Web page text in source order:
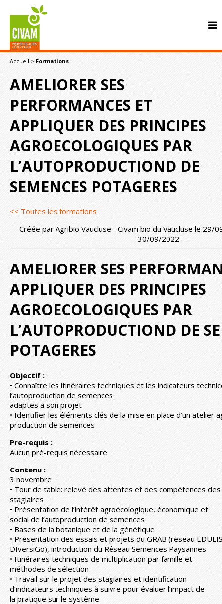
CONTACT
Accueil > Formations
AMELIORER SES
PERFORMANCES ET
APPLIQUER DES PRINCIPES
AGROECOLOGIQUES PAR
L’AUTOPRODUCTIOND DE
SEMENCES POTAGERES
<< Toutes les formations
Créée par Agribio Vaucluse - Civam bio du Vaucluse le 29/
30/09/2022
AMELIORER SES
APPLIQUER DES PRINCIPES
AGROECOLOGIQUES PAR
L’AUTOPRODUCTIOND DE
POTAGERES
Objectif :
• Connaître les itinéraires techniques et les indicateurs
l’autoproduction de semences
adaptés à son projet
• Identifier les éléments clés de la mise en place d’un atelier
production de semences
Pre-requis :
Aucun pré-requis nécessaire
Contenu :
3 novembre
• Tour de table: relevé des attentes et des compétences des
stagiaires
• Présentation de l’intérêt agroécologique, économique et
social de l’autoproduction de semences
• Bases de la botanique et de la génétique
• Présentation des essais et projets du GRAB (réseau
DIversiGo), introduction du Réseau Semences Paysannes
• Itinéraires techniques de multiplication par famille et
méthodes de sélection
• Travail sur le projet des stagiaires et identification
d’indicateurs techniques à suivre pour évaluer l’impact de
la pratique sur le système